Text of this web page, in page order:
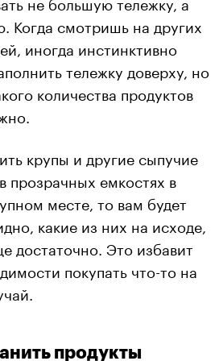
Когда смотришь на других
иногда инстинктивно
тележку доверху, но
количества продуктов
крупы и другие сыпучие
прозрачных емкостях в
месте, то вам будет
какие из них на исходе,
достаточно. Это избавит
покупать что-то на
продукты